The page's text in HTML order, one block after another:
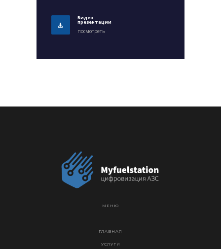
Видео
презентации
посмотреть
МЕНЮ
ГЛАВНАЯ
УСЛУГИ